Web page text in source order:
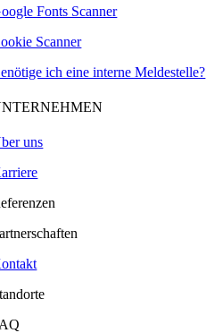
Fonts Scanner
Scanner
ich eine interne Meldestelle?
uns